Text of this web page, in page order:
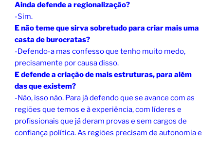
Ainda defende a regionalização?
-Sim.
E não teme que sirva sobretudo para criar mais uma
casta de burocratas?
-Defendo-a mas confesso que tenho muito medo,
precisamente por causa disso.
E defende a criação de mais estruturas, para além
das que existem?
-Não, isso não. Para já defendo que se avance com as
regiões que temos e à experiência, com líderes e
profissionais que já deram provas e sem cargos de
confiança política. As regiões precisam de autonomia e